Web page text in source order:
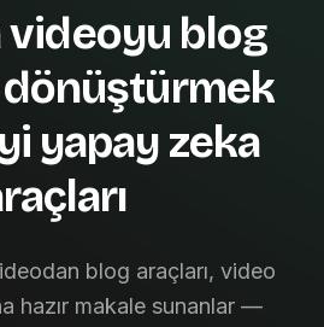
videoyu blog
dönüştürmek
yapay zeka
blog araçları, video
hazır makale sunanlar —